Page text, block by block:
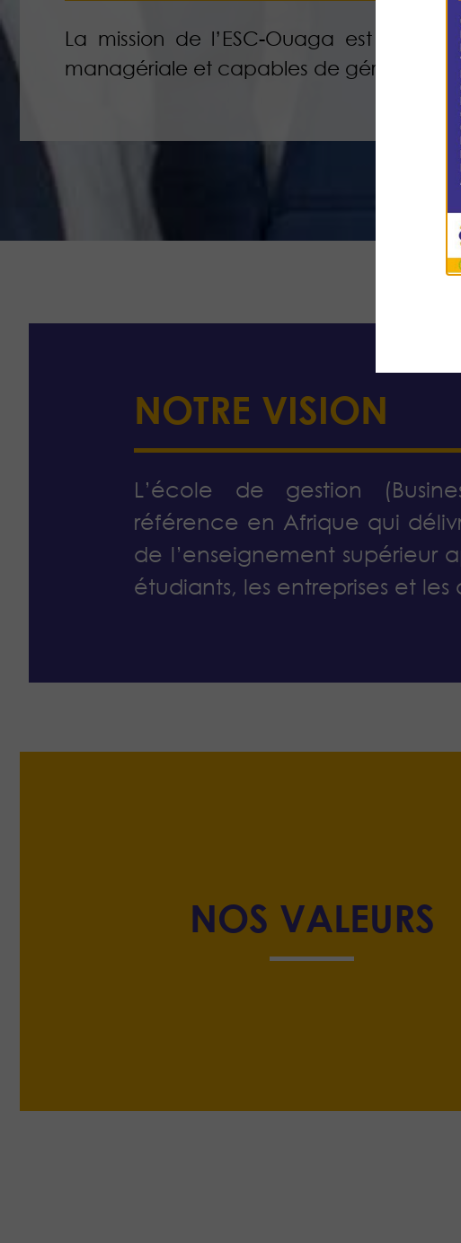
La mission de l’ESC-Ouaga est de
managériale et capables de gérer les
NOTRE VISION
L’école de gestion
référence en Afrique qui
de l’enseignement supérieur
étudiants, les entreprises et les
NOS VALEURS